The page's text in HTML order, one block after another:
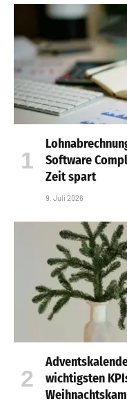
Software
Zeit spart
9. Juli 2026
wichtigsten